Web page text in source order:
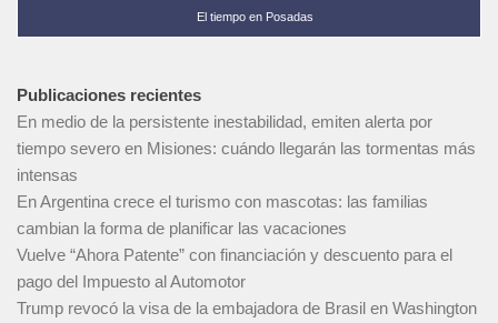
El tiempo en Posadas
Publicaciones recientes
En medio de la persistente inestabilidad, emiten alerta por
tiempo severo en Misiones: cuándo llegarán las tormentas más
intensas
En Argentina crece el turismo con mascotas: las familias
cambian la forma de planificar las vacaciones
Vuelve “Ahora Patente” con financiación y descuento para el
pago del Impuesto al Automotor
Trump revocó la visa de la embajadora de Brasil en Washington